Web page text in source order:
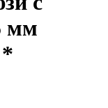
мм